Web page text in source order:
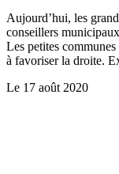
Aujourd’hui, les
conseillers
Les petites
à favoriser la droite.
Le 17 août 2020